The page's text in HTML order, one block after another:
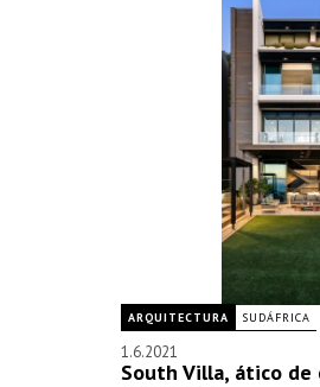
ARQUITECTURA SUDÁFRICA
1.6.2021
South Villa, ático de